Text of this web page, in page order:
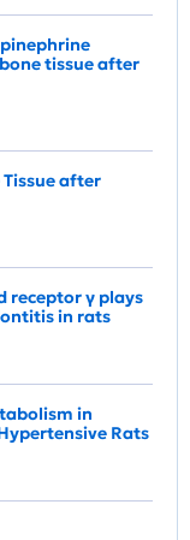
tissue after
after
receptor γ plays
in rats
in
Rats